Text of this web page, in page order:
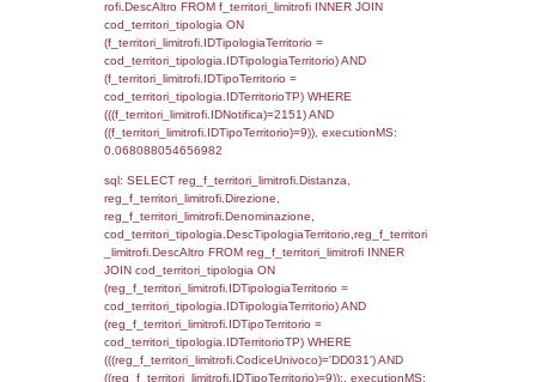
((f_territori_limitrofi.IDTipoTerritorio)=2)),
0.068609952926636
sql: SELECT f_territori_limitrofi.Distanza,
f_territori_limitrofi.Direzione,
f_territori_limitrofi.Denominazione,
f_territori_limitrofi.DescAltro FROM
JOIN cod_territori_tipologia ON
(f_territori_limitrofi.IDTipologiaTerritorio =
cod_territori_tipologia.IDTipologiaTerritorio)
(f_territori_limitrofi.IDTipoTerritorio =
cod_territori_tipologia.IDTerritorioTP)
(((f_territori_limitrofi.IDNotifica)=2151) AND